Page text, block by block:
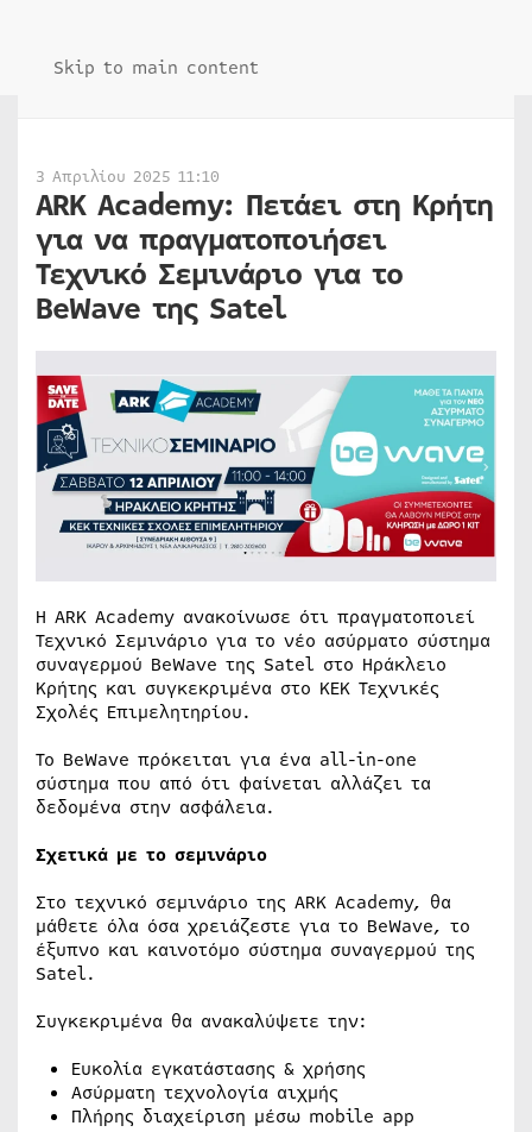
Skip to main content
3 Απριλίου 2025 11:10
ARK Academy: Πετάει στη Κρήτη
για να πραγματοποιήσει
Τεχνικό Σεμινάριο για το
BeWave της Satel
Η ARK Academy ανακοίνωσε ότι πραγματοποιεί
Τεχνικό Σεμινάριο για το νέο ασύρματο σύστημα
συναγερμού BeWave της Satel στο Ηράκλειο
Κρήτης και συγκεκριμένα στο ΚΕΚ Τεχνικές
Σχολές Επιμελητηρίου.
Το BeWave πρόκειται για ένα all-in-one
σύστημα που από ότι φαίνεται αλλάζει τα
δεδομένα στην ασφάλεια.
Σχετικά με το σεμινάριο
Στο τεχνικό σεμινάριο της ARK Academy, θα
μάθετε όλα όσα χρειάζεστε για το BeWave, το
έξυπνο και καινοτόμο σύστημα συναγερμού της
Satel.
Συγκεκριμένα θα ανακαλύψετε την:
Ευκολία εγκατάστασης & χρήσης
Ασύρματη τεχνολογία αιχμής
Πλήρης διαχείριση μέσω mobile app